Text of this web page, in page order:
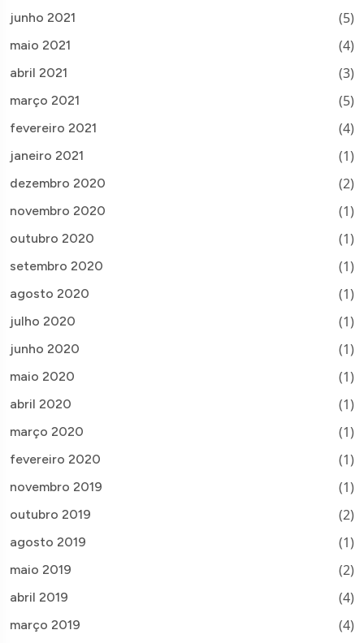
junho 2021 (5)
maio 2021 (4)
abril 2021 (3)
março 2021 (5)
fevereiro 2021 (4)
janeiro 2021 (1)
dezembro 2020 (2)
novembro 2020 (1)
outubro 2020 (1)
setembro 2020 (1)
agosto 2020 (1)
julho 2020 (1)
junho 2020 (1)
maio 2020 (1)
abril 2020 (1)
março 2020 (1)
fevereiro 2020 (1)
novembro 2019 (1)
outubro 2019 (2)
agosto 2019 (1)
maio 2019 (2)
abril 2019 (4)
março 2019 (4)